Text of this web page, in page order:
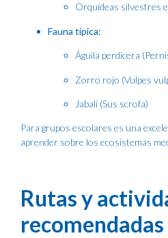
Orquídeas silvestres
Fauna típica:
Águila perdicera
Zorro rojo (Vulpes
Jabalí (Sus scrofa)
Para grupos escolares es una
aprender sobre los ecosistemas
Rutas y
recomendadas